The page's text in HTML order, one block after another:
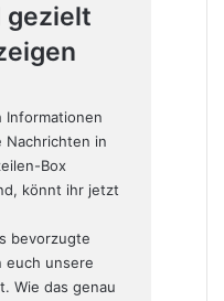
gezielt
Informationen
in
Box
könnt ihr jetzt
bevorzugte
euch unsere
Wie das genau